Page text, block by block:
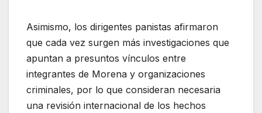
Asimismo, los dirigentes panistas afirmaron
que cada vez surgen más investigaciones que
apuntan a presuntos vínculos entre
integrantes de Morena y organizaciones
criminales, por lo que consideran necesaria
una revisión internacional de los hechos